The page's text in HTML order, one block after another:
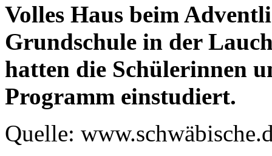
Volles Haus beim
Grundschule in der
hatten die Schülerinnen
Programm einstudiert.
Quelle: